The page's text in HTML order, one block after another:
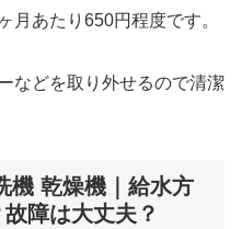
月あたり650円程度です。
などを取り外せるので清潔
機 乾燥機｜給水方
障は大丈夫？